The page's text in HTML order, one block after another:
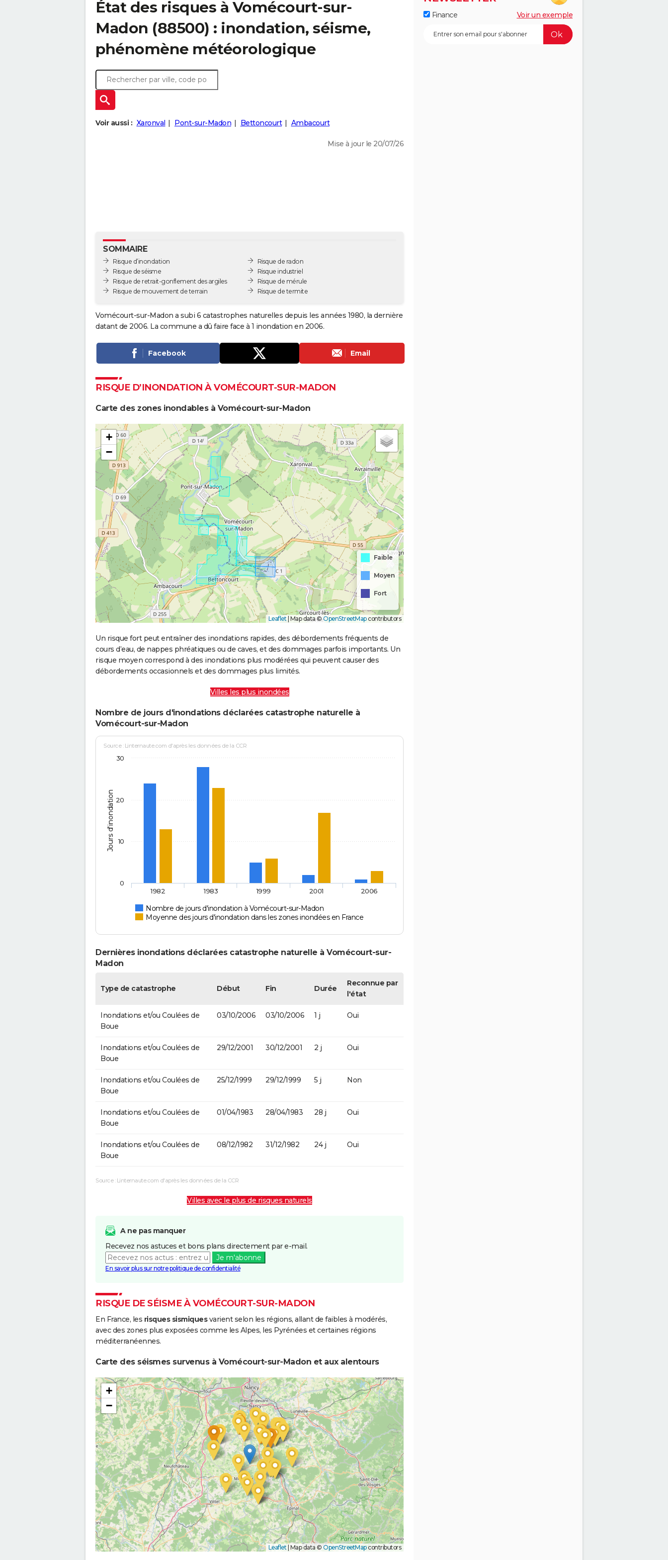
État des risques à Vomécourt-sur-
Madon (88500) : inondation, séisme,
phénomène météorologique
Voir aussi : Xaronval Pont-sur-Madon Bettoncourt Ambacourt
Mise à jour le 20/07/26
SOMMAIRE
Risque d’inondation
Risque de séisme
Risque de retrait-gonflement des argiles
Risque de mouvement de terrain
Risque de radon
Risque industriel
Risque de mérule
Risque de termite
Vomécourt-sur-Madon a subi 6 catastrophes naturelles depuis les années 1980, la dernière
datant de 2006. La commune a dû faire face à 1 inondation en 2006.
Facebook Email
RISQUE D’INONDATION À VOMÉCOURT-SUR-MADON
Carte des zones inondables à Vomécourt-sur-Madon
+
−
Faible
Moyen
Fort
Leaflet Map data ©OpenStreetMapcontributors
Un risque fort peut entraîner des inondations rapides, des débordements fréquents de
cours d’eau, de nappes phréatiques ou de caves, et des dommages parfois importants. Un
risque moyen correspond à des inondations plus modérées qui peuvent causer des
débordements occasionnels et des dommages plus limités.
Villes les plus inondées
Nombre de jours d'inondations déclarées catastrophe naturelle à
Vomécourt-sur-Madon
Jours d'inondation
Source : Linternaute.com d'après les données de la CCR
Nombre de jours d'inondation à Vomécourt-sur-Madon
Moyenne des jours d'inondation dans les zones inondées en France
1982 1983 1999 2001 2006
0
10
20
30
Dernières inondations déclarées catastrophe naturelle à Vomécourt-sur-
Madon
Type de catastrophe Début Fin Durée
Reconnue par
l'état
Inondations et/ou Coulées de
Boue
03/10/2006 03/10/2006 1 j Oui
Inondations et/ou Coulées de
Boue
29/12/2001 30/12/2001 2 j Oui
Inondations et/ou Coulées de
Boue
25/12/1999 29/12/1999 5 j Non
Inondations et/ou Coulées de
Boue
01/04/1983 28/04/1983 28 j Oui
Inondations et/ou Coulées de
Boue
08/12/1982 31/12/1982 24 j Oui
Source : Linternaute.com d'après les données de la CCR
Villes avec le plus de risques naturels
A ne pas manquer
Recevez nos astuces et bons plans directement par e-mail.
Je m'abonne
En savoir plus sur notre politique de confidentialité
RISQUE DE SÉISME À VOMÉCOURT-SUR-MADON
En France, les risques sismiquesvarient selon les régions, allant de faibles à modérés,
avec des zones plus exposées comme les Alpes, les Pyrénées et certaines régions
méditerranéennes.
Carte des séismes survenus à Vomécourt-sur-Madon et aux alentours
+
−
Leaflet Map data ©OpenStreetMapcontributors
Finance Voir un exemple